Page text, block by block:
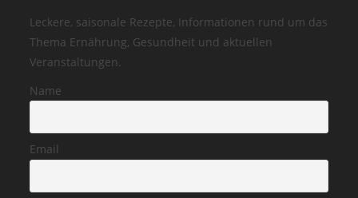
Leckere, saisonale Rezepte, Informationen rund um das
Thema Ernährung, Gesundheit und aktuellen
Veranstaltungen.
Name
Email